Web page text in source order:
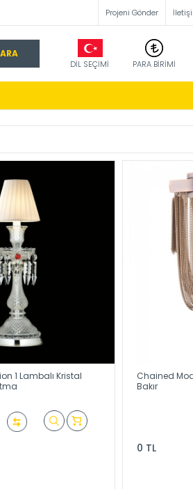
Projeni Gönder
PARA BIRIMI
DIL SEÇIMI
1 Lambalı Kristal
Chained
Bakır
0 TL